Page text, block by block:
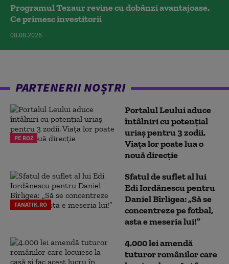
Programul Tezaur revine cu dobânzi avantajoase.
Ce primesc investitorii
08.08.2026
PARTENERII NOȘTRI
PE ROZ
Portalul Leului aduce
întâlniri cu potențial
uriaș pentru 3 zodii.
Viața lor poate lua o
nouă direcție
FANATIK.RO
Sfatul de suflet al lui
Edi Iordănescu pentru
Daniel Bîrligea: „Să se
concentreze pe fotbal,
asta e meseria lui!”
4.000 lei amendă
tuturor românilor care